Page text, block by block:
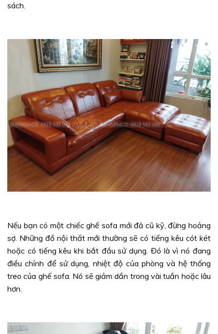
sách.
Nếu bạn có một chiếc ghế sofa mới đã cũ kỹ, đừng hoảng
sợ. Những đồ nội thất mới thường sẽ có tiếng kêu cót két
hoặc có tiếng kêu khi bắt đầu sử dụng. Đó là vì nó đang
điều chỉnh để sử dụng, nhiệt độ của phòng và hệ thống
treo của ghế sofa. Nó sẽ giảm dần trong vài tuần hoặc lâu
hơn.